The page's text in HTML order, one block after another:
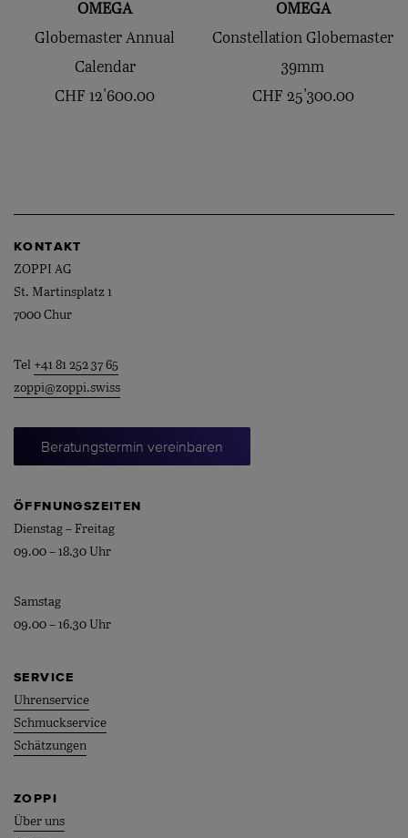
OMEGA
Globemaster Annual
Calendar
CHF 12'600.00
OMEGA
Constellation Globemaster
39mm
CHF 25'300.00
KONTAKT
ZOPPI AG
St. Martinsplatz 1
7000 Chur
Tel +41 81 252 37 65
zoppi@zoppi.swiss
Beratungstermin vereinbaren
ÖFFNUNGSZEITEN
Dienstag – Freitag
09.00 – 18.30 Uhr
Samstag
09.00 – 16.30 Uhr
SERVICE
Uhrenservice
Schmuckservice
Schätzungen
ZOPPI
Über uns